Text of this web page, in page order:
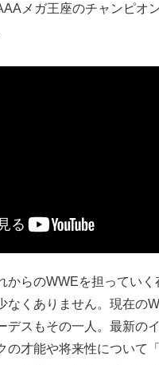
メガ王座のチャンピオ
からのWWEを担っていく
なくありません。現在の
デスもその一人。最新の
の才能や将来性について